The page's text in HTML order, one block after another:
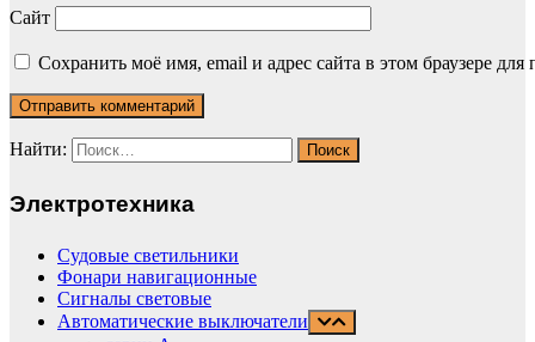
Сайт
Сохранить моё имя, email и адрес сайта в этом браузере
Найти:
Электротехника
Судовые светильники
Фонари навигационные
Сигналы световые
Автоматические выключатели